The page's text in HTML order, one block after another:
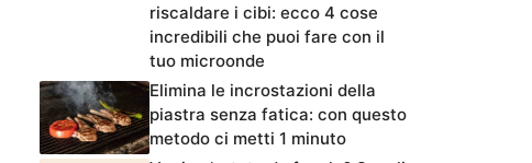
riscaldare i cibi: ecco 4 cose
incredibili che puoi fare con il
tuo microonde
Elimina le incrostazioni della
piastra senza fatica: con questo
metodo ci metti 1 minuto